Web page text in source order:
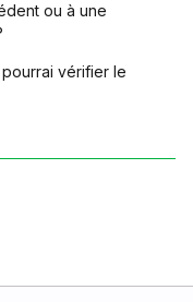
ou à une
vérifier le